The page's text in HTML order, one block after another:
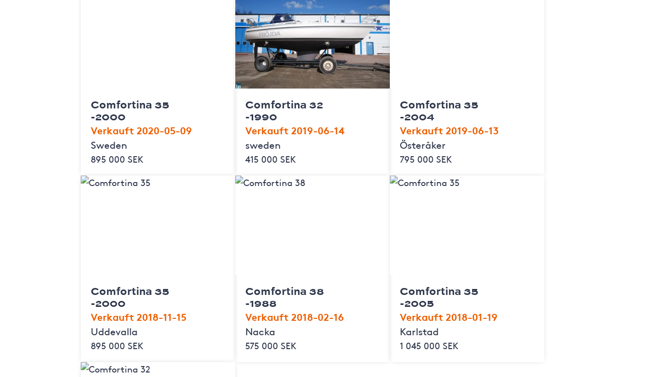
Comfortina 35
-2000
Verkauft 2020-05-09
Sweden
895 000 SEK
Comfortina 32
-1990
Verkauft 2019-06-14
sweden
415 000 SEK
Comfortina 35
-2004
Verkauft 2019-06-13
Österåker
795 000 SEK
Comfortina 35
-2000
Verkauft 2018-11-15
Uddevalla
895 000 SEK
Comfortina 38
-1988
Verkauft 2018-02-16
Nacka
575 000 SEK
Comfortina 35
-2005
Verkauft 2018-01-19
Karlstad
1 045 000 SEK